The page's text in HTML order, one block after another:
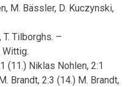
M. Bässler, D. Kuczynski,
T. Tilborghs. –
Wittig.
(11.) Niklas Nohlen, 2:1
Brandt, 2:3 (14.) M. Brandt,